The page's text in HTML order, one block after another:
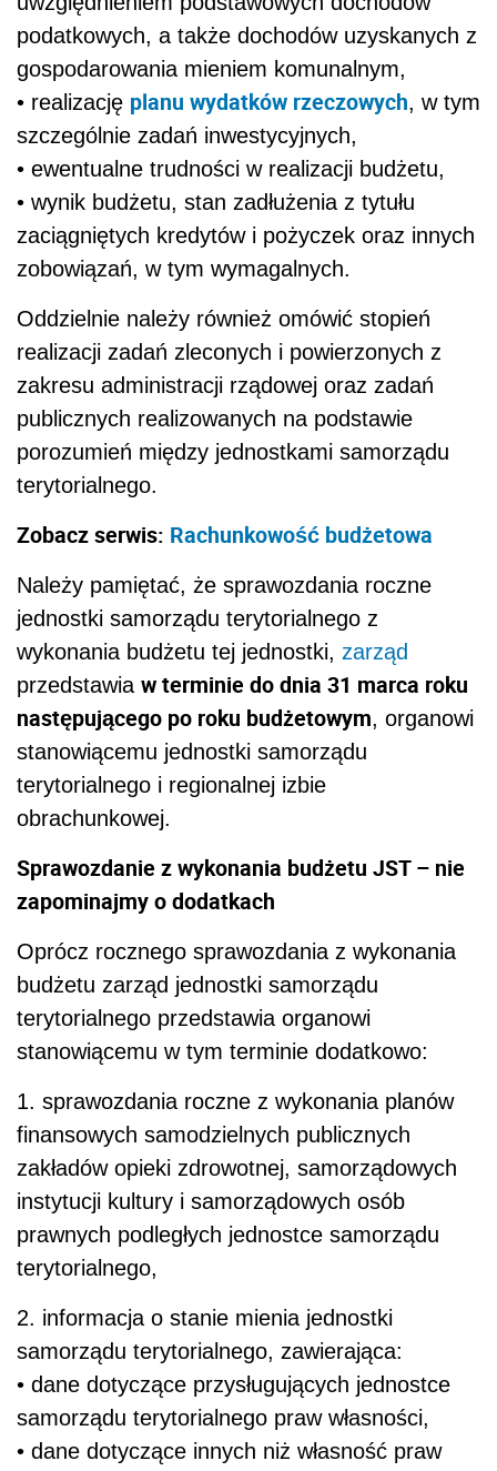
podatkowych, a także dochodów uzyskanych z
gospodarowania mieniem komunalnym,
• realizację planu wydatków rzeczowych, w tym
szczególnie zadań inwestycyjnych,
• ewentualne trudności w realizacji budżetu,
• wynik budżetu, stan zadłużenia z tytułu
zaciągniętych kredytów i pożyczek oraz innych
zobowiązań, w tym wymagalnych.
Oddzielnie należy również omówić stopień
realizacji zadań zleconych i powierzonych z
zakresu administracji rządowej oraz zadań
publicznych realizowanych na podstawie
porozumień między jednostkami samorządu
terytorialnego.
Zobacz serwis: Rachunkowość budżetowa
Należy pamiętać, że sprawozdania roczne
jednostki samorządu terytorialnego z
wykonania budżetu tej jednostki, zarząd
przedstawia w terminie do dnia 31 marca roku
następującego po roku budżetowym, organowi
stanowiącemu jednostki samorządu
terytorialnego i regionalnej izbie
obrachunkowej.
Sprawozdanie z wykonania budżetu JST – nie
zapominajmy o dodatkach
Oprócz rocznego sprawozdania z wykonania
budżetu zarząd jednostki samorządu
terytorialnego przedstawia organowi
stanowiącemu w tym terminie dodatkowo:
1. sprawozdania roczne z wykonania planów
finansowych samodzielnych publicznych
zakładów opieki zdrowotnej, samorządowych
instytucji kultury i samorządowych osób
prawnych podległych jednostce samorządu
terytorialnego,
2. informacja o stanie mienia jednostki
samorządu terytorialnego, zawierająca:
• dane dotyczące przysługujących jednostce
samorządu terytorialnego praw własności,
• dane dotyczące innych niż własność praw